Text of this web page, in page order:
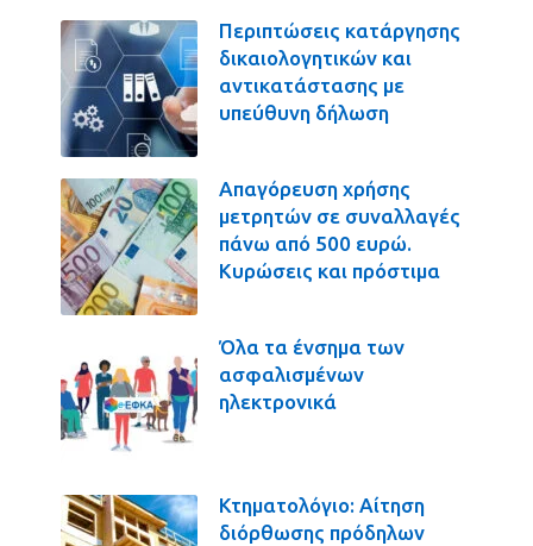
Περιπτώσεις κατάργησης
δικαιολογητικών και
αντικατάστασης με
υπεύθυνη δήλωση
Απαγόρευση χρήσης
μετρητών σε συναλλαγές
πάνω από 500 ευρώ.
Κυρώσεις και πρόστιμα
Όλα τα ένσημα των
ασφαλισμένων
ηλεκτρονικά
Κτηματολόγιο: Αίτηση
διόρθωσης πρόδηλων